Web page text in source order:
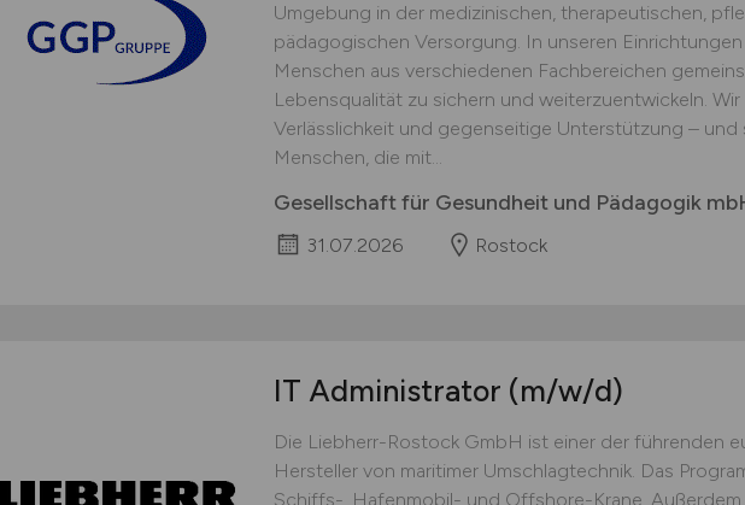
Umgebung in der medizinischen, therapeutischen,
pädagogischen Versorgung. In unseren
Menschen aus verschiedenen Fachbereichen
Lebensqualität zu sichern und weiterzuentwickeln.
Verlässlichkeit und gegenseitige Unterstützung – und
Menschen, die mit...
Gesellschaft für Gesundheit und Pädagogik
31.07.2026 Rostock
IT Administrator (m/w/d)
Die Liebherr-Rostock GmbH ist einer der führenden
Hersteller von maritimer Umschlagtechnik. Das
Schiffs-, Hafenmobil- und Offshore-Krane. Außerdem